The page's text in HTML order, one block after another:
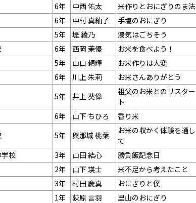
6年 中西 佑太
米作りとおにぎりのま法
6年 中村 真紬子
手塩のおにぎり
5年 堤 綾乃
湯気はごちそう
6年 西岡 茉優
お米を食べよう！
5年 山口 頼輝
お米作りは大変
6年 川上 朱莉
お米さんありがとう
5年 井上 葵偉
祖父のお米とのリスター
ト
6年 山下 ちひろ
香り米
5年 與那城 桃葉
お米の収かく体験を通し
て
校 3年 山田 結心
勝負飯記念日
2年 山下 瑛士
米不足から考えたこと
3年 村田 慶真
おにぎりと僕
1年 荻原 言羽
里山のおにぎり